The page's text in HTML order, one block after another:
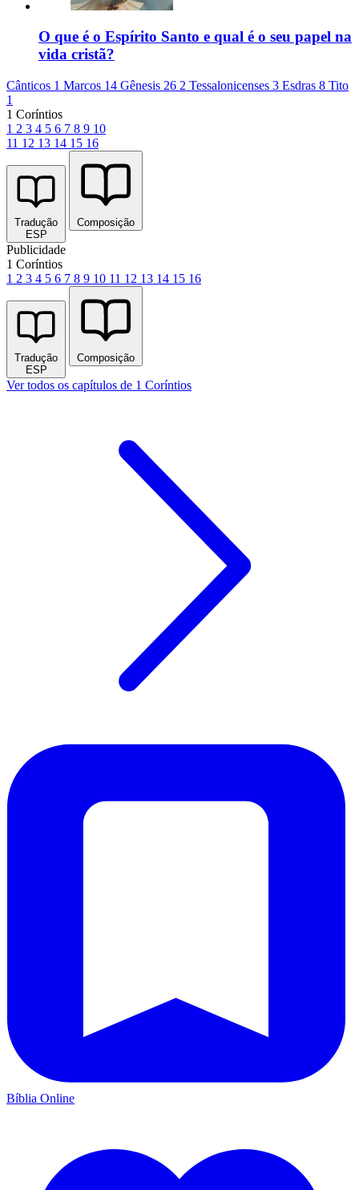
O que é o Espírito Santo e qual é o seu papel na
vida cristã?
Cânticos 1 Marcos 14 Gênesis 26 2 Tessalonicenses 3 Esdras 8 Tito
1
1 Coríntios
1 2 3 4 5 6 7 8 9 10
11 12 13 14 15 16
Tradução
ESP
Composição
Publicidade
1 Coríntios
1 2 3 4 5 6 7 8 9 10 11 12 13 14 15 16
Tradução
ESP
Composição
Ver todos os capítulos de 1 Coríntios
Bíblia Online